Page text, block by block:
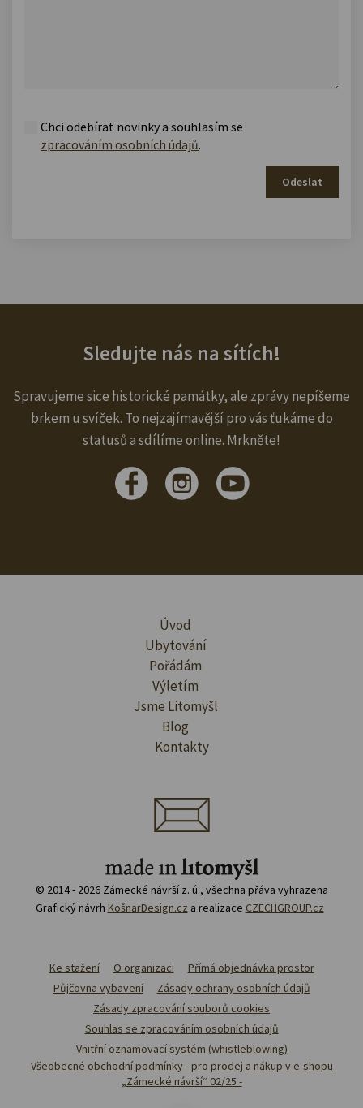
Chci odebírat novinky a souhlasím se
zpracováním osobních údajů.
Odeslat
Sledujte nás na sítích!
Spravujeme sice historické památky, ale zprávy nepíšeme
brkem u svíček. To nejzajímavější pro vás ťukáme do
statusů a sdílíme online. Mrkněte!
Úvod
Ubytování
Pořádám
Výletím
Jsme Litomyšl
Blog
Kontakty
© 2014 - 2026 Zámecké návrší z. ú., všechna přáva vyhrazena
Grafický návrh KošnarDesign.cz a realizace CZECHGROUP.cz
Ke stažení O organizaci
Přímá objednávka prostor
Půjčovna vybavení
Zásady ochrany osobních údajů
Zásady zpracování souborů cookies
Souhlas se zpracováním osobních údajů
Vnitřní oznamovací systém (whistleblowing)
Všeobecné obchodní podmínky - pro prodej a nákup v e-shopu
„Zámecké návrší“ 02/25 -